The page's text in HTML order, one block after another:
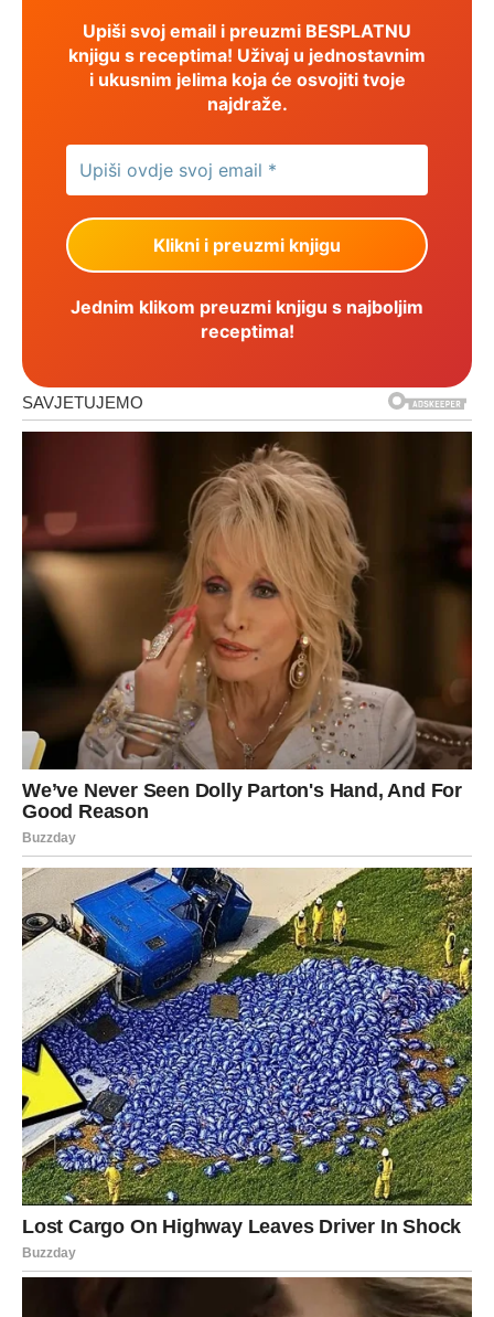
Upiši svoj email i preuzmi BESPLATNU
knjigu s receptima! Uživaj u jednostavnim
i ukusnim jelima koja će osvojiti tvoje
najdraže.
Jednim klikom preuzmi knjigu s najboljim
receptima!